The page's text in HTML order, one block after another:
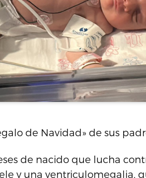
de Navidad» de sus
de nacido que lucha
y una ventriculomegalia,